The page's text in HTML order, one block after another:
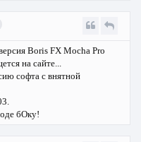
Boris FX Mocha Pro
на сайте...
софта с внятной
бОку!